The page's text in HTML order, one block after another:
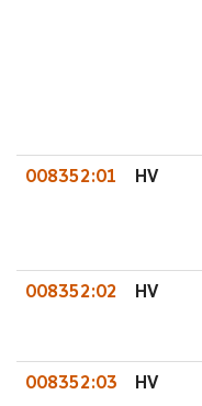
008352:01 HV
008352:02 HV
008352:03 HV